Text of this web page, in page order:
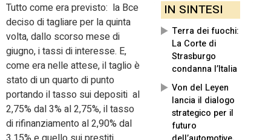
IN SINTESI
Terra dei fuochi:
La Corte di
Strasburgo
condanna l’Italia
Von del Leyen
lancia il dialogo
strategico per il
futuro
Tutto come era previsto: la Bce
deciso di tagliare per la quinta
volta, dallo scorso mese di
giugno, i tassi di interesse. E,
come era nelle attese, il taglio è
stato di un quarto di punto
portando il tasso sui depositi al
2,75% dal 3% al 2,75%, il tasso
di rifinanziamento al 2,90% dal